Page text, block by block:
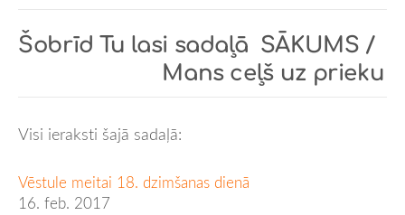
Šobrīd Tu lasi sadaļā SĀKUMS /
Mans ceļš uz prieku
Visi ieraksti šajā sadaļā:
Vēstule meitai 18. dzimšanas dienā
16. feb. 2017